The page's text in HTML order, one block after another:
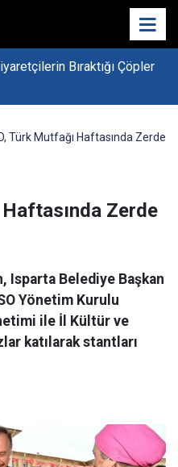
Bıraktığı Çöpler
Türk Mutfağı Haftasında Zerde
Zerde
Isparta Belediye Başkan
Yönetim Kurulu
ile İl Kültür ve
katılarak stantları